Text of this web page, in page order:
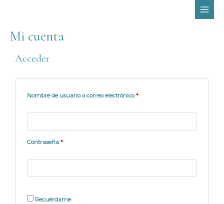
Mi cuenta
Acceder
Nombre de usuario o correo electrónico*
Contraseña *
Recuérdame